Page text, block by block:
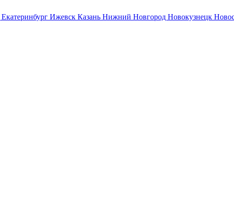
Екатеринбург Ижевск Казань Нижний Новгород Новокузнецк